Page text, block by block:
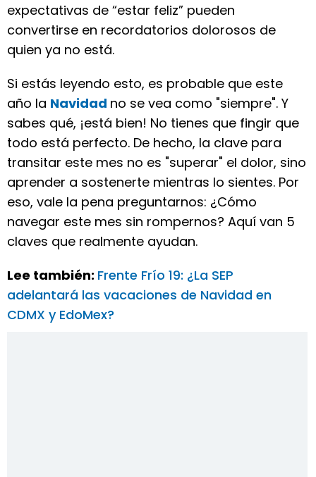
expectativas de “estar feliz” pueden
convertirse en recordatorios dolorosos de
quien ya no está.
Si estás leyendo esto, es probable que este
año la Navidad no se vea como "siempre". Y
sabes qué, ¡está bien! No tienes que fingir que
todo está perfecto. De hecho, la clave para
transitar este mes no es "superar" el dolor, sino
aprender a sostenerte mientras lo sientes. Por
eso, vale la pena preguntarnos: ¿Cómo
navegar este mes sin rompernos? Aquí van 5
claves que realmente ayudan.
Lee también: Frente Frío 19: ¿La SEP
adelantará las vacaciones de Navidad en
CDMX y EdoMex?